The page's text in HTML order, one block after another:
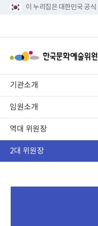
이 누리집은 대한민국 공
기관소개
임원소개
역대 위원장
2대 위원장